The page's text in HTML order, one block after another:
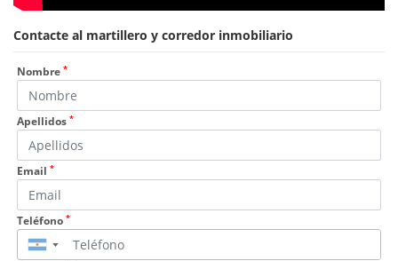
Contacte al martillero y corredor inmobiliario
Nombre *
Apellidos *
Email *
Teléfono *
▼